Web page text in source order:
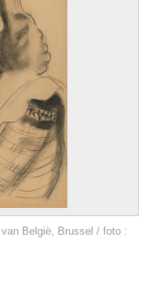
België, Brussel / foto :